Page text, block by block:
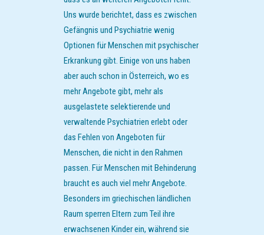
Uns wurde berichtet, dass es zwischen
Gefängnis und Psychiatrie wenig
Optionen für Menschen mit psychischer
Erkrankung gibt. Einige von uns haben
aber auch schon in Österreich, wo es
mehr Angebote gibt, mehr als
ausgelastete selektierende und
verwaltende Psychiatrien erlebt oder
das Fehlen von Angeboten für
Menschen, die nicht in den Rahmen
passen. Für Menschen mit Behinderung
braucht es auch viel mehr Angebote.
Besonders im griechischen ländlichen
Raum sperren Eltern zum Teil ihre
erwachsenen Kinder ein, während sie